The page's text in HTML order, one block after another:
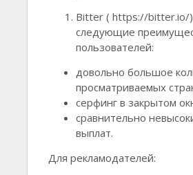
Bitter ( https://bitter.io/
следующие
пользователей:
довольно большое
просматриваемых
серфинг в закрытом
сравнительно
выплат.
Для рекламодателей: